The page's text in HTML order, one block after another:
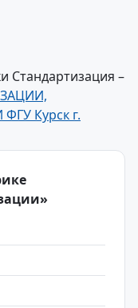
Стандартизация –
Курск г.